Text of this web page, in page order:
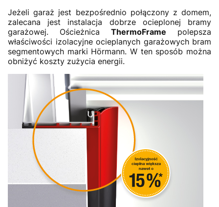
Jeżeli garaż jest bezpośrednio połączony z domem,
zalecana jest instalacja dobrze ocieplonej bramy
garażowej. Ościeżnica ThermoFrame polepsza
właściwości izolacyjne ocieplanych garażowych bram
segmentowych marki Hörmann. W ten sposób można
obniżyć koszty zużycia energii.